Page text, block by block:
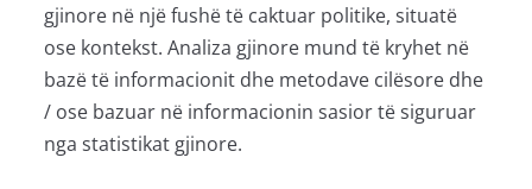
gjinore në një fushë të caktuar politike, situatë
ose kontekst. Analiza gjinore mund të kryhet në
bazë të informacionit dhe metodave cilësore dhe
/ ose bazuar në informacionin sasior të siguruar
nga statistikat gjinore.